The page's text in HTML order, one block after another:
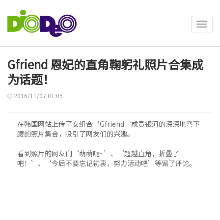
Gfriend 恩妃的直角鞠躬礼照片合集成
为话题！
2016/11/07 01:05
在韩国网站上传了女组合‘Gfriend‘成员银河的深深地弯下
腰的照片集合，吸引了网友们的兴趣。
看到照片的网友们‘萌萌哒~’、‘超越直角，折叠了
吧！’、‘今后不要忘记初衷，努力活动吧’等留了评论。